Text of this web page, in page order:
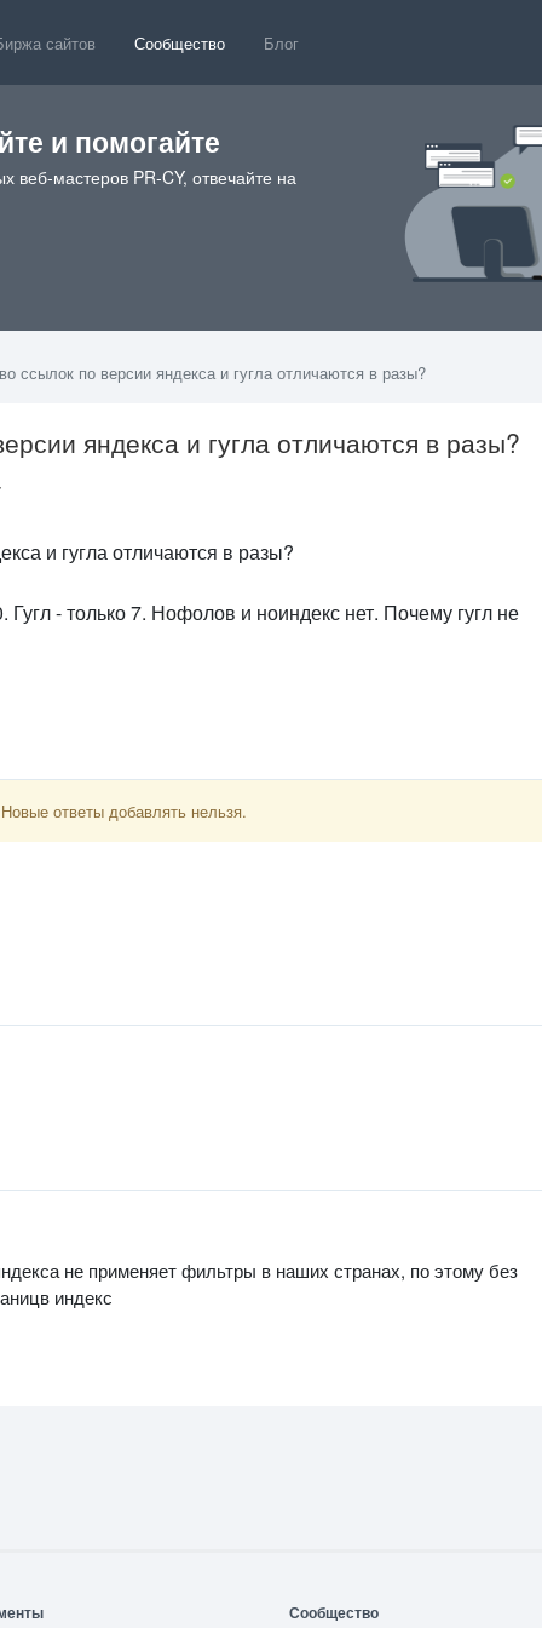
сайтов Сообщество Блог
и помогайте
веб-мастеров PR-CY, отвечайте на
ссылок по версии яндекса и гугла отличаются в разы?
яндекса и гугла отличаются в разы?
и гугла отличаются в разы?
- только 7. Нофолов и ноиндекс нет. Почему гугл не
ответы добавлять нельзя.
не применяет фильтры в наших странах, по этому без
индекс
Сообщество